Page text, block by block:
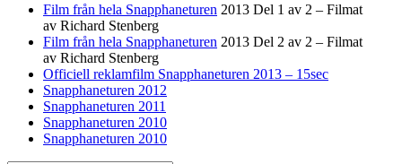
Film från hela Snapphaneturen 2013 Del 1 av 2 – Filmat
av Richard Stenberg
Film från hela Snapphaneturen 2013 Del 2 av 2 – Filmat
av Richard Stenberg
Officiell reklamfilm Snapphaneturen 2013 – 15sec
Snapphaneturen 2012
Snapphaneturen 2011
Snapphaneturen 2010
Snapphaneturen 2010